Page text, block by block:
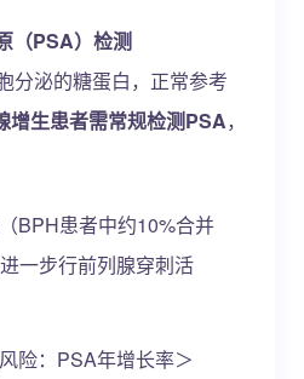
（PSA）检测
分泌的糖蛋白，正常参考
增生患者需常规检测PSA，
BPH患者中约10%合并
一步行前列腺穿刺活
险：PSA年增长率＞